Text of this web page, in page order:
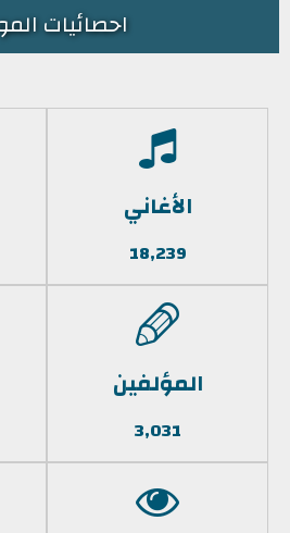
احصائيات
الأغاني
18,239
المؤلفين
3,031